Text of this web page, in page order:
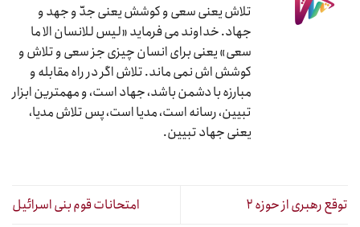
تلاش یعنی سعی و کوشش یعنی جدّ و جهد و
جهاد. خداوند می فرماید «لیس للانسان الا ما
سعی» یعنی برای انسان چیزی جز سعی و تلاش و
کوشش اش نمی ماند. تلاش اگر در راه مقابله و
مبارزه با دشمن باشد، جهاد است، و مهمترین ابزار
تبیین، رسانه است، مدیا است، پس تلاش مدیا،
یعنی جهاد تبیین.
توقع رهبری از حوزه ۲ امتحانات قوم بنی اسرائیل